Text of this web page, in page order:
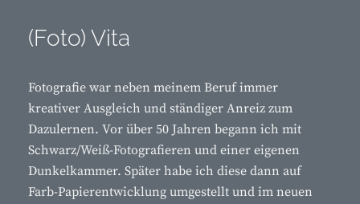
(Foto) Vita
Fotografie war neben meinem Beruf immer
kreativer Ausgleich und ständiger Anreiz zum
Dazulernen. Vor über 50 Jahren begann ich mit
Schwarz/Weiß-Fotografieren und einer eigenen
Dunkelkammer. Später habe ich diese dann auf
Farb-Papierentwicklung umgestellt und im neuen